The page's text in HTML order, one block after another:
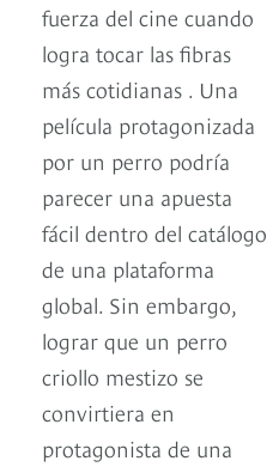
fuerza del cine cuando
logra tocar las fibras
más cotidianas . Una
película protagonizada
por un perro podría
parecer una apuesta
fácil dentro del catálogo
de una plataforma
global. Sin embargo,
lograr que un perro
criollo mestizo se
convirtiera en
protagonista de una